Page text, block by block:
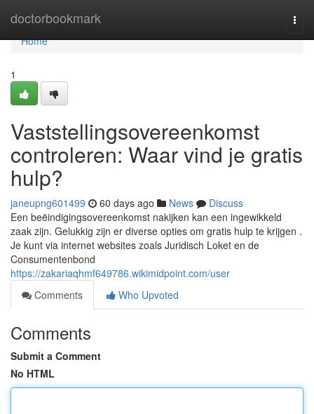
doctorbookmark
Home
Home
1
Vaststellingsovereenkomst
controleren: Waar vind je gratis
hulp?
janeupng601499 60 days ago News
Discuss
Een beëindigingsovereenkomst nakijken kan een ingewikkeld
zaak zijn. Gelukkig zijn er diverse opties om gratis hulp te krijgen .
Je kunt via internet websites zoals Juridisch Loket en de
Consumentenbond
https://zakariaqhmf649786.wikimidpoint.com/user
Comments
Who Upvoted
Comments
Submit a Comment
No HTML